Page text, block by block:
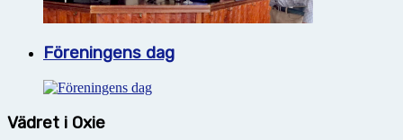
Föreningens dag
Vädret i Oxie